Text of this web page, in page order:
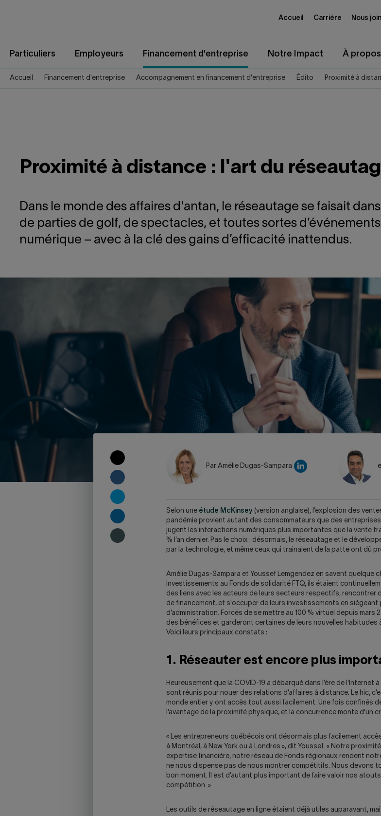
Particuliers Employeurs Financement d'entreprise Notre Impact À propos
Accueil Carrière Nous
Accueil Financement d'entreprise Accompagnement en financement d'entreprise Édito Proximité à
Proximité à distance : l'art du
Dans le monde des affaires d'antan, le réseautage se faisait
de parties de golf, de spectacles, et toutes sortes
numérique – avec à la clé des gains d’efficacité inattendus.
COPY
TO
CLIPBOARD
SHARE
ON
FACEBOOK
SHARE
ON
TWITTER
SHARE
ON
LINKEDIN
SHARE
Par Amélie Dugas-Sampara
Selon une étude McKinsey (version anglaise), l’explosion des
pandémie provient autant des consommateurs que des entreprises
jugent les interactions numériques plus importantes que la vente
% l’an dernier. Pas le choix : désormais, le réseautage et le
par la technologie, et même ceux qui trainaient de la patte ont dû
Amélie Dugas-Sampara et Youssef Lemgendez en savent quelque
investissements au Fonds de solidarité FTQ, ils étaient
des liens avec les acteurs de leurs secteurs respectifs, rencontrer
de financement, et s'occuper de leurs investissements en siégeant
d’administration. Forcés de se mettre au 100 % virtuel depuis mars
des bénéfices et garderont certaines de leurs nouvelles habitudes
Voici leurs principaux constats :
1. Réseauter est encore plus
Heureusement que la COVID-19 a débarqué dans l’ère de l’Internet
sont réunis pour nouer des relations d’affaires à distance. Le hic,
monde entier y ont accès tout aussi facilement. Une fois confinés
l’avantage de la proximité physique, et la concurrence monte d’un
« Les entrepreneurs québécois ont désormais plus facilement
à Montréal, à New York ou à Londres », dit Youssef. « Notre
expertise financière, notre réseau de Fonds régionaux rendent
ne nous dispense pas de nous montrer compétitifs. Nous devons
bon moment. Il est d’autant plus important de faire valoir nos
compétition. »
Les outils de réseautage en ligne étaient déjà utiles auparavant,